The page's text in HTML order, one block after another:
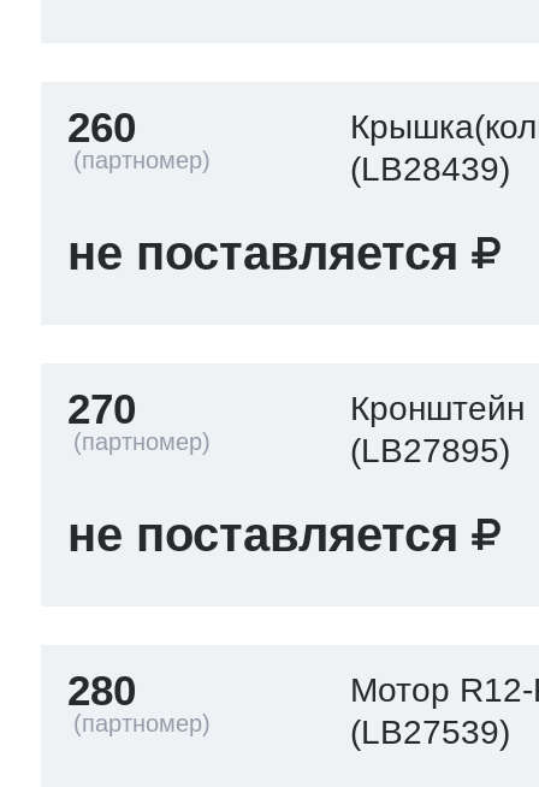
260
(LB28439)
не поставляется
270
Кронштейн
(LB27895)
не поставляется
280
Мотор
(LB27539)